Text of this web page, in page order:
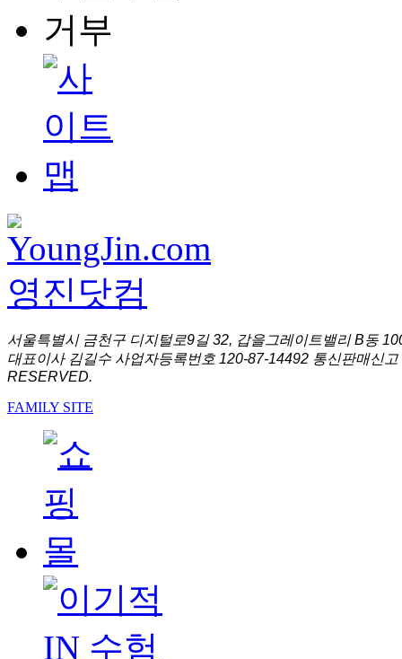
서울특별시 금천구 디지털로9길 32, 갑을그레이트밸리 B동
대표이사 김길수 사업자등록번호 120-87-14492 통신판매신
RESERVED.
FAMILY SITE